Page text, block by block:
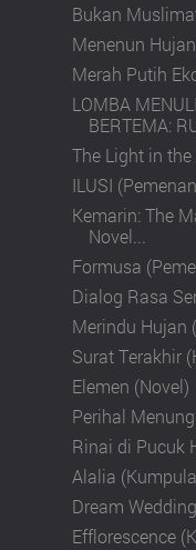
Bukan
Menenun
Merah Putih
LOMBA
BERTEMA:
The Light in
ILUSI
Kemarin: The
Novel...
Formusa
Dialog Rasa
Merindu Hujan
Surat Terakhir
Elemen (Novel)
Perihal
Rinai di Pucuk
Alalia
Dream
Efflorescence